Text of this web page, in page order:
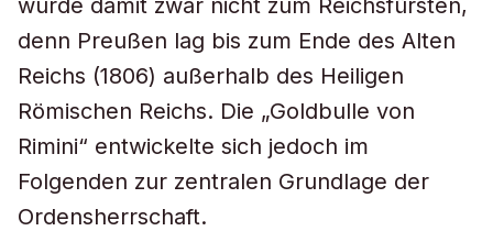
wurde damit zwar nicht zum Reichsfürsten,
denn Preußen lag bis zum Ende des Alten
Reichs (1806) außerhalb des Heiligen
Römischen Reichs. Die „Goldbulle von
Rimini“ entwickelte sich jedoch im
Folgenden zur zentralen Grundlage der
Ordensherrschaft.